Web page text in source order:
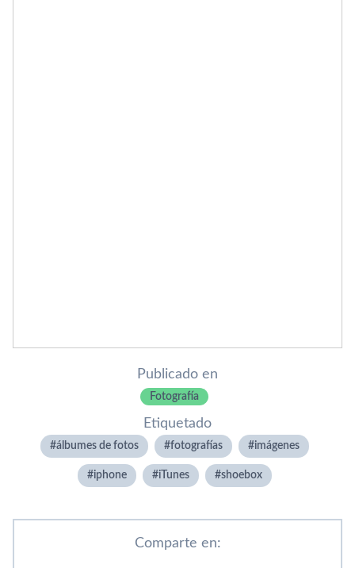
Publicado en
Fotografí­a
Etiquetado
álbumes de fotos fotografí­as imágenes
iphone iTunes shoebox
Comparte en: